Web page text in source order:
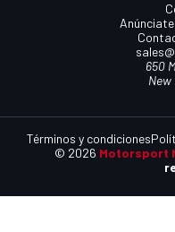
650
New
© 2026 Motorsport
Términos y condiciones